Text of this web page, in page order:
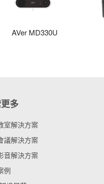
AVer MD330U
多
室解決方案
議解決方案
音解決方案
例